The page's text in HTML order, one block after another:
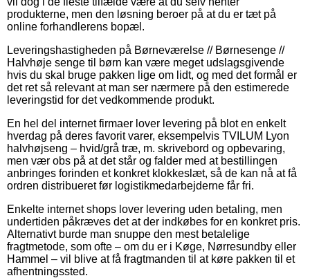
produkterne, men den løsning beroer på at du er tæt på
online forhandlerens bopæl.
Leveringshastigheden på Børneværelse // Børnesenge //
Halvhøje senge til børn kan være meget udslagsgivende
hvis du skal bruge pakken lige om lidt, og med det formål er
det ret så relevant at man ser nærmere på den estimerede
leveringstid for det vedkommende produkt.
En hel del internet firmaer lover levering på blot en enkelt
hverdag på deres favorit varer, eksempelvis TVILUM Lyon
halvhøjseng – hvid/grå træ, m. skrivebord og opbevaring,
men vær obs på at det står og falder med at bestillingen
anbringes forinden et konkret klokkeslæt, så de kan nå at få
ordren distribueret før logistikmedarbejderne får fri.
Enkelte internet shops lover levering uden betaling, men
undertiden påkræves det at der indkøbes for en konkret pris.
Alternativt burde man snuppe den mest betalelige
fragtmetode, som ofte – om du er i Køge, Nørresundby eller
Hammel – vil blive at få fragtmanden til at køre pakken til et
afhentningssted.